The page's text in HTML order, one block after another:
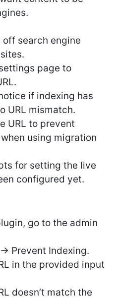
search engine
page to
if indexing has
URL mismatch.
URL to prevent
using migration
for setting the live
configured yet.
go to the admin
Prevent Indexing.
in the provided input
doesn’t match the